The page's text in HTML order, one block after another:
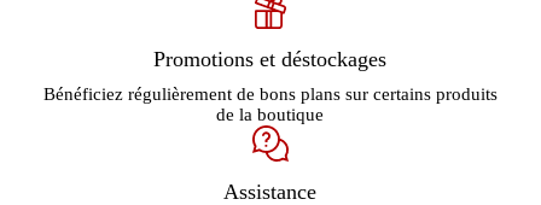
Promotions et déstockages
Bénéficiez régulièrement de bons plans sur certains produits
de la boutique
Assistance